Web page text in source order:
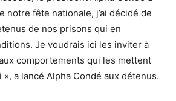
notre fête nationale, j’ai décidé de
de nos prisons qui en
Je voudrais ici les inviter à
comportements qui les mettent
a lancé Alpha Condé aux détenus.